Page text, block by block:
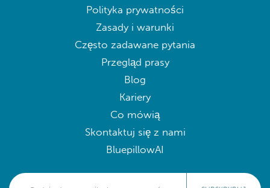
Polityka prywatności
Zasady i warunki
Często zadawane pytania
Przegląd prasy
Blog
Kariery
Co mówią
Skontaktuj się z nami
BluepillowAI